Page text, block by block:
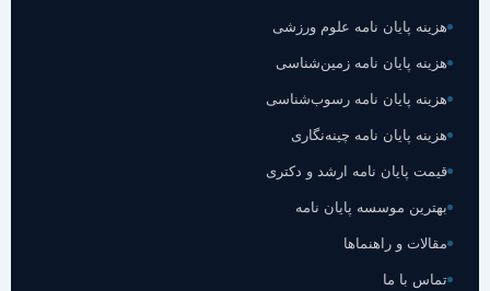
هزینه پایان نامه علوم ورزشی
هزینه پایان نامه زمین‌شناسی
هزینه پایان نامه رسوب‌شناسی
هزینه پایان نامه چینه‌نگاری
قیمت پایان نامه ارشد و دکتری
بهترین موسسه پایان نامه
مقالات و راهنماها
تماس با ما